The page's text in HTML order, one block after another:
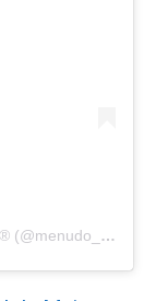
Una publicación compartida por MENUDO® (@menudo_official)